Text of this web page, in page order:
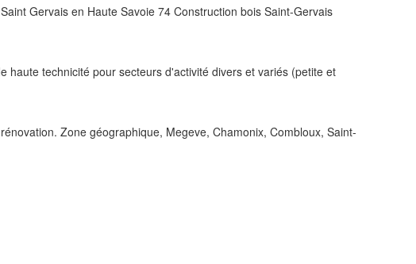
Gervais en Haute Savoie 74 Construction bois Saint-Gervais
haute technicité pour secteurs d'activité divers et variés (petite et
Zone géographique, Megeve, Chamonix, Combloux, Saint-